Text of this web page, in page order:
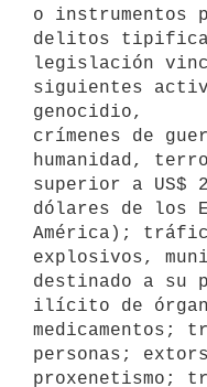
o instrumentos
delitos
legislación
siguientes
genocidio,
crímenes de
humanidad,
superior a US$
dólares de los
América);
explosivos,
destinado a su
ilícito de
personas;